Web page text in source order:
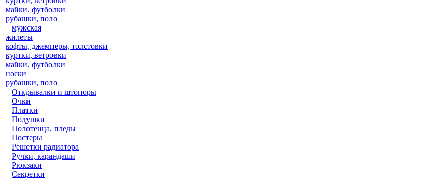
майки, футболки
рубашки, поло
мужская
жилеты
кофты, джемперы, толстовки
куртки, ветровки
майки, футболки
носки
рубашки, поло
Открывалки и штопоры
Очки
Платки
Подушки
Полотенца, пледы
Постеры
Решетки радиатора
Ручки, карандаши
Рюкзаки
Секретки